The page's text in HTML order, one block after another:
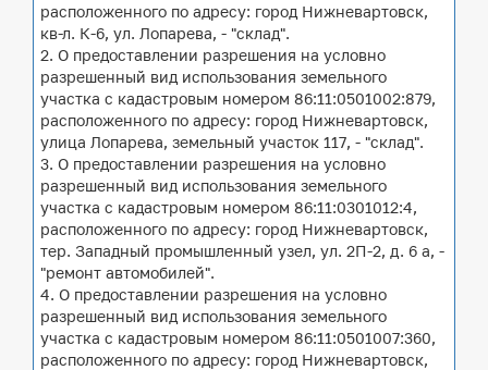
расположенного по адресу: город Нижневартовск,
кв-л. К-6, ул. Лопарева, - "склад".
2. О предоставлении разрешения на условно
разрешенный вид использования земельного
участка с кадастровым номером 86:11:0501002:879,
расположенного по адресу: город Нижневартовск,
улица Лопарева, земельный участок 117, - "склад".
3. О предоставлении разрешения на условно
разрешенный вид использования земельного
участка с кадастровым номером 86:11:0301012:4,
расположенного по адресу: город Нижневартовск,
тер. Западный промышленный узел, ул. 2П-2, д. 6 а, -
"ремонт автомобилей".
4. О предоставлении разрешения на условно
разрешенный вид использования земельного
участка с кадастровым номером 86:11:0501007:360,
расположенного по адресу: город Нижневартовск,